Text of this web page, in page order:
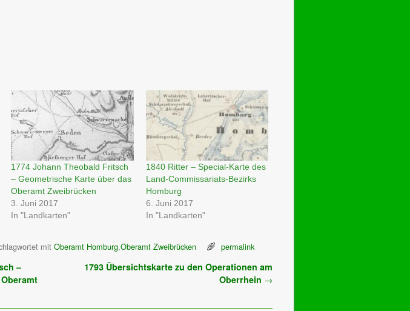
1774 Johann Theobald Fritsch
– Geometrische Karte über das
Oberamt Zweibrücken
3. Juni 2017
In "Landkarten"
1840 Ritter – Special-Karte des
Land-Commissariats-Bezirks
Homburg
6. Juni 2017
In "Landkarten"
mit Oberamt Homburg,Oberamt Zweibrücken permalink
–
1793 Übersichtskarte zu den Operationen am
Oberrhein →